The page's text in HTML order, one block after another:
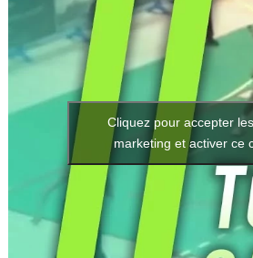
Cliquez pour accepter
marketing et activer ce